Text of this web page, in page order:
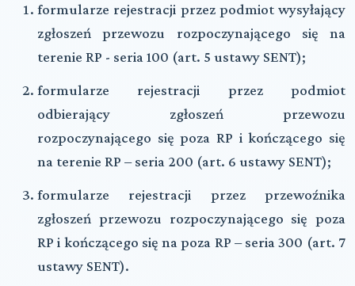
formularze rejestracji przez podmiot wysyłający
zgłoszeń przewozu rozpoczynającego się na
terenie RP - seria 100 (art. 5 ustawy SENT);
formularze rejestracji przez podmiot
odbierający zgłoszeń przewozu
rozpoczynającego się poza RP i kończącego się
na terenie RP – seria 200 (art. 6 ustawy SENT);
formularze rejestracji przez przewoźnika
zgłoszeń przewozu rozpoczynającego się poza
RP i kończącego się na poza RP – seria 300 (art. 7
ustawy SENT).